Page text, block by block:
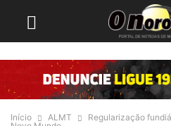
Início ALMT
Regularização